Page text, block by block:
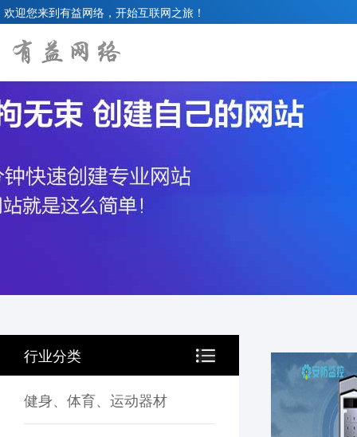
欢迎您来到有益网络，开始互联网之旅！
行业分类
健身、体育、运动器材